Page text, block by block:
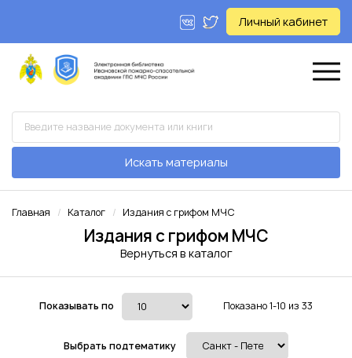
Личный кабинет
Искать материалы
Главная Каталог Издания с грифом МЧС
Издания с грифом МЧС
Вернуться в каталог
Показывать по Показано 1-10 из 33
Выбрать подтематику